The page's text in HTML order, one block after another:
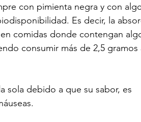
con pimienta negra y con
Es decir, la
comidas donde contengan
consumir más de 2,5 gramos
sola debido a que su sabor, es